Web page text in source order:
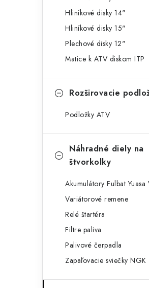
Hliníkové disky 14"
Hliníkové disky 15"
Plechové disky 12"
Matice k ATV diskom ITP
Rozširovacie
Podložky ATV
Náhradné diely na
štvorkolky
Akumulátory Fulbat Yuasa
Variátorové remene
Relé štartéra
Filtre paliva
Palivové čerpadla
Zapaľovacie sviečky NGK